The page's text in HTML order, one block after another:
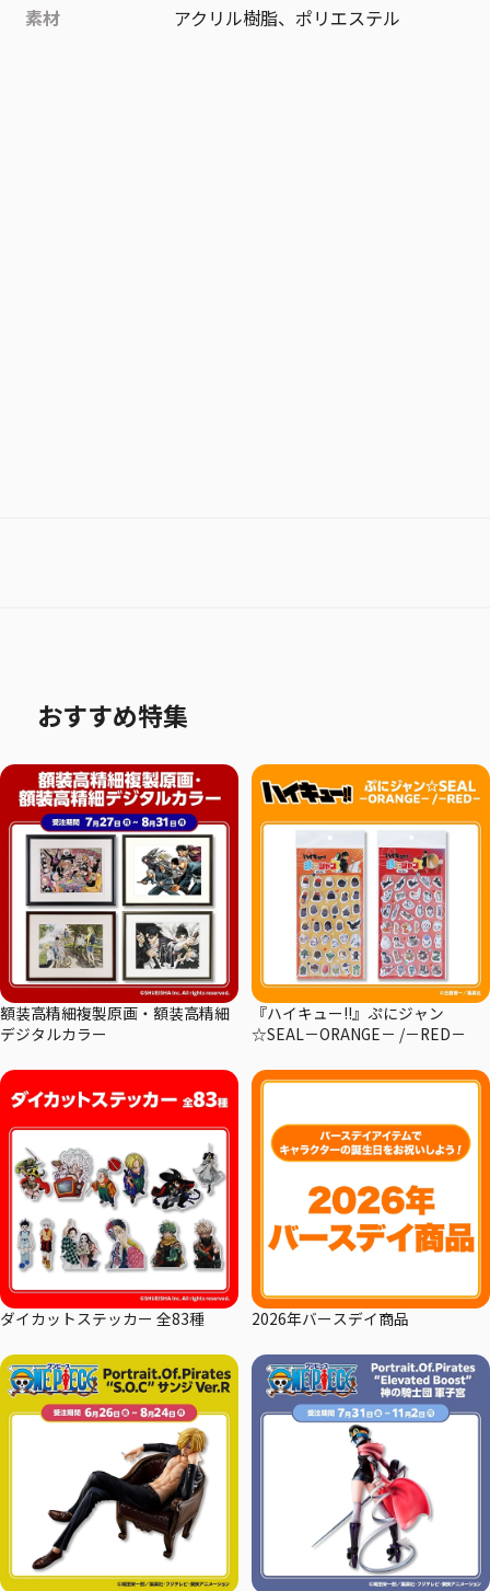
素材 アクリル樹脂、ポリエステル
おすすめ特集
額装高精細複製原画・額装高精細
デジタルカラー
『ハイキュー!!』ぷにジャン
☆SEAL－ORANGE－ /－RED－
ダイカットステッカー 全83種 2026年バースデイ商品